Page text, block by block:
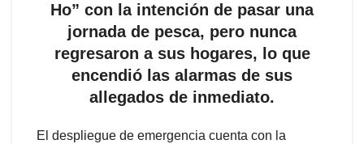
Ho” con la intención de pasar una
jornada de pesca, pero nunca
regresaron a sus hogares, lo que
encendió las alarmas de sus
allegados de inmediato.
El despliegue de emergencia cuenta con la